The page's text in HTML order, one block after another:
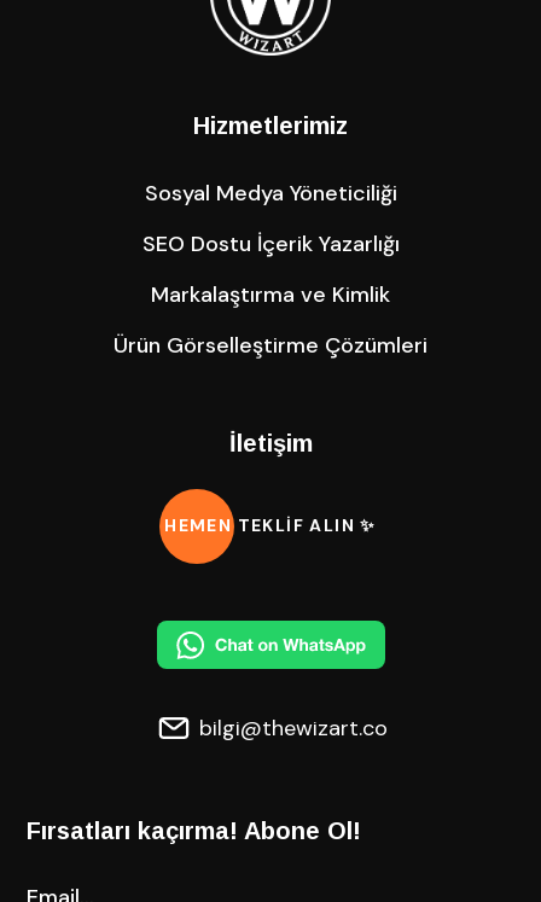
Hizmetlerimiz
Sosyal Medya Yöneticiliği
SEO Dostu İçerik Yazarlığı
Markalaştırma ve Kimlik
Ürün Görselleştirme Çözümleri
İletişim
HEMEN TEKLİF ALIN ✨
bilgi@thewizart.co
Fırsatları kaçırma! Abone Ol!